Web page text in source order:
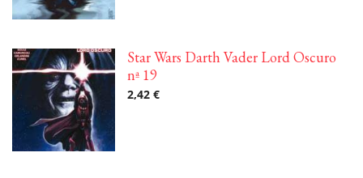
Star Wars Darth Vader Lord Oscuro
nª 19
2,42 €